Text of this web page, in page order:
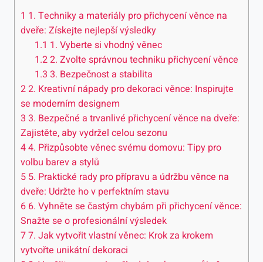
1 1. Techniky a materiály pro přichycení věnce na⁤
dveře: Získejte nejlepší výsledky
1.1 1. Vyberte si ​vhodný věnec
1.22. Zvolte správnou techniku přichycení věnce
1.3 3. Bezpečnost a stabilita
22. Kreativní nápady pro⁣ dekoraci věnce: Inspirujte
se moderním designem
3 3. Bezpečné a trvanlivé přichycení věnce na dveře:
Zajistěte, aby vydržel celou sezonu
44. Přizpůsobte věnec svému domovu: Tipy pro
volbu ‌barev a stylů
5 5. Praktické rady pro přípravu a údržbu věnce na
dveře: Udržte ho v perfektním stavu
6 6.​ Vyhněte se častým chybám při přichycení ‌věnce:
Snažte se o profesionální ‍výsledek
77. ⁤Jak vytvořit vlastní věnec: Krok za krokem
vytvořte unikátní dekoraci